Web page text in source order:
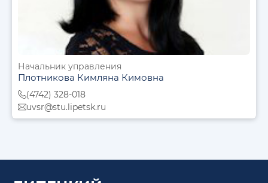
Начальник управления
Плотникова Кимляна Кимовна
(4742) 328-018
uvsr@stu.lipetsk.ru